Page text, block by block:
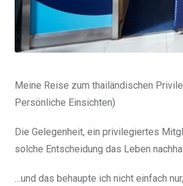
Meine Reise zum thailändischen
Persönliche Einsichten)
Die Gelegenheit, ein privilegiertes
solche Entscheidung das Leben
…und das behaupte ich nicht einfach